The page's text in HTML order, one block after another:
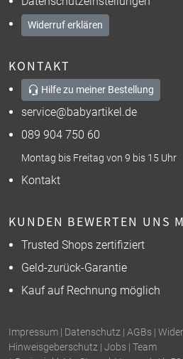
Widerruf erklären
KONTAKT
Hilfe zu meiner Bestellung
service@babyartikel.de
089 904 750 60
Montag bis Freitag von 9 bis 15 Uhr
Kontakt
KUNDEN BEWERTEN UNS
Trusted Shops zertifiziert
Geld-zurück-Garantie
Kauf auf Rechnung möglich
Impressum | Datenschutz | AGBs |
Hinweisgeberschutz | Jobs | Team